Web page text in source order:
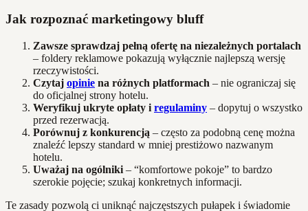
Jak rozpoznać marketingowy bluff
Zawsze sprawdzaj pełną ofertę na niezależnych portalach
– foldery reklamowe pokazują wyłącznie najlepszą wersję
rzeczywistości.
Czytaj opinie na różnych platformach – nie ograniczaj się
do oficjalnej strony hotelu.
Weryfikuj ukryte opłaty i regulaminy – dopytuj o wszystko
przed rezerwacją.
Porównuj z konkurencją – często za podobną cenę można
znaleźć lepszy standard w mniej prestiżowo nazwanym
hotelu.
Uważaj na ogólniki – “komfortowe pokoje” to bardzo
szerokie pojęcie; szukaj konkretnych informacji.
Te zasady pozwolą ci uniknąć najczęstszych pułapek i świadomie